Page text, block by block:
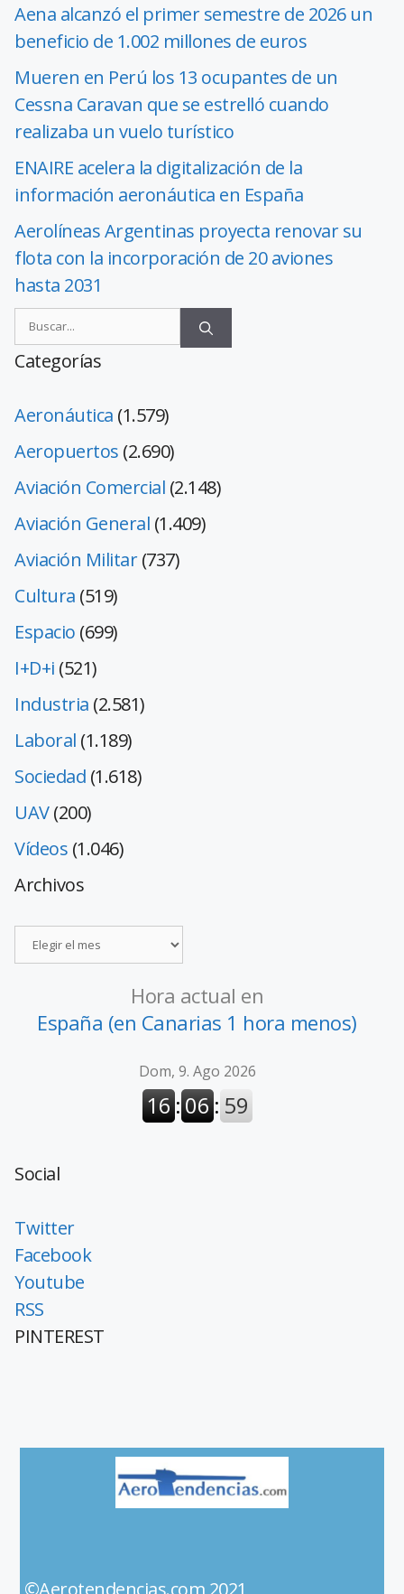
Aena alcanzó el primer semestre de 2026 un
beneficio de 1.002 millones de euros
Mueren en Perú los 13 ocupantes de un
Cessna Caravan que se estrelló cuando
realizaba un vuelo turístico
ENAIRE acelera la digitalización de la
información aeronáutica en España
Aerolíneas Argentinas proyecta renovar su
flota con la incorporación de 20 aviones
hasta 2031
Categorías
Aeronáutica (1.579)
Aeropuertos (2.690)
Aviación Comercial (2.148)
Aviación General (1.409)
Aviación Militar(737)
Cultura (519)
Espacio (699)
I+D+i (521)
Industria (2.581)
Laboral (1.189)
Sociedad (1.618)
UAV(200)
Vídeos (1.046)
Archivos
Hora actual en
España (en Canarias 1 hora menos)
Social
Twitter
Facebook
Youtube
RSS
PINTEREST